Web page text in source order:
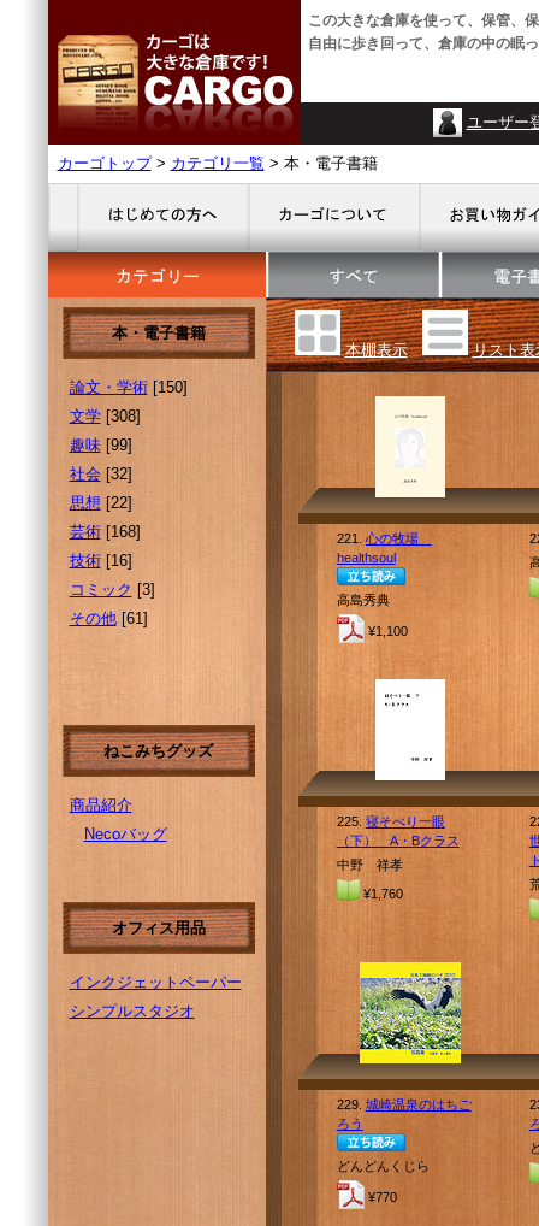
この大きな倉庫を使って、保管、
自由に歩き回って、倉庫の中の眠
ユーザー
カーゴトップ> カテゴリ一覧 > 本・電子書籍
本・電子書籍
論文・学術[150]
文学[308]
趣味[99]
社会[32]
思想 [22]
芸術[168]
技術[16]
コミック [3]
その他[61]
ねこみちグッズ
商品紹介
Necoバッグ
オフィス用品
インクジェットペーパー
シンプルスタジオ
本棚表示 リスト表
221. 心の牧場
healthsoul
高島秀典
¥1,100
225. 寝そべり一眼
（下） A・Bクラス
中野 祥孝
¥1,760
229. 城崎温泉のはちご
ろう
どんどんくじら
¥770